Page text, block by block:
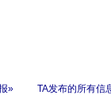
» TA发布的所有信